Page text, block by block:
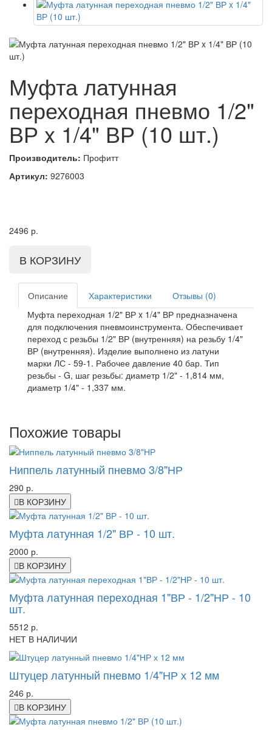
Муфта латунная
переходная пневмо 1/2"
ВР x 1/4" ВР (10 шт.)
Производитель: Профитт
Артикул: 9276003
2496 р.
Описание Характеристики
Отзывы (0)
Муфта переходная 1/2" ВР x 1/4" ВР предназначена
для подключения пневмоинструмента. Обеспечивает
переход с резьбы 1/2" ВР (внутренняя) на резьбу 1/4"
ВР (внутренняя). Изделие выполнено из латуни
марки ЛС - 59-1. Рабочее давление 40 бар. Тип
резьбы - G, шаг резьбы: диаметр 1/2" - 1,814 мм,
диаметр 1/4" - 1,337 мм.
Похожие товары
Ниппель латунный пневмо 3/8"НР
290 р.
В КОРЗИНУ
Муфта латунная 1/2" ВР - 10 шт.
2000 р.
В КОРЗИНУ
Муфта латунная переходная 1"ВР - 1/2"НР - 10
шт.
5512 р.
НЕТ В НАЛИЧИИ
Штуцер латунный пневмо 1/4"НР х 12 мм
246 р.
В КОРЗИНУ